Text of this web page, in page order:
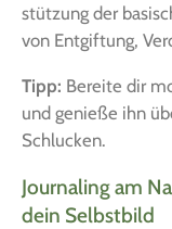
stüt­zung der
von Ent­gif­tung,
Tipp: Berei­te dir
und genie­ße ihn
Schlucken.
Journaling am
dein Selbstbild